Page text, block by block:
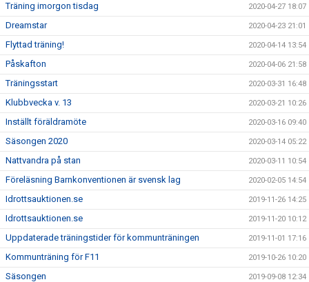
Träning imorgon tisdag 2020-04-27 18:07
Dreamstar 2020-04-23 21:01
Flyttad träning! 2020-04-14 13:54
Påskafton 2020-04-06 21:58
Träningsstart 2020-03-31 16:48
Klubbvecka v. 13 2020-03-21 10:26
Inställt föräldramöte 2020-03-16 09:40
Säsongen 2020 2020-03-14 05:22
Nattvandra på stan 2020-03-11 10:54
Föreläsning Barnkonventionen är svensk lag 2020-02-05 14:54
Idrottsauktionen.se 2019-11-26 14:25
Idrottsauktionen.se 2019-11-20 10:12
Uppdaterade träningstider för kommunträningen 2019-11-01 17:16
Kommunträning för F11 2019-10-26 10:20
Säsongen 2019-09-08 12:34